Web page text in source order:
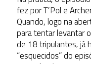
fez por T’Pol e
Quando, logo na
para tentar levantar
de 18 tripulantes, já
“esquecidos” do